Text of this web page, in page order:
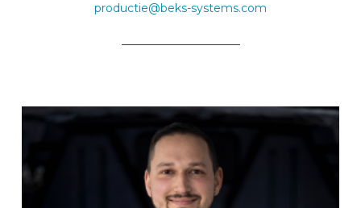
productie@beks-systems.com